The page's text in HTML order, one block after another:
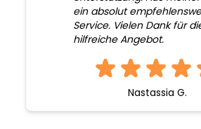
ein absolut
Service. Vielen Dank für
hilfreiche Angebot.
Nastassia G.